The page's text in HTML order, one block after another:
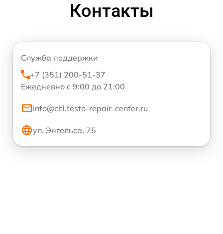
Контакты
Служба поддержки
+7 (351) 200-51-37
Ежедневно с 9:00 до 21:00
info@chl.testo-repair-center.ru
ул. Энгельса, 75